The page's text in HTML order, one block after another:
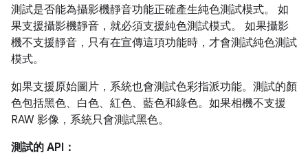
測試是否能為攝影機靜音功能正確產生純色測試模式。 如
果支援攝影機靜音，就必須支援純色測試模式。 如果攝影
機不支援靜音，只有在宣傳這項功能時，才會測試純色測試
模式。
如果支援原始圖片，系統也會測試色彩指派功能。測試的顏
色包括黑色、白色、紅色、藍色和綠色。如果相機不支援
RAW 影像，系統只會測試黑色。
測試的 API：